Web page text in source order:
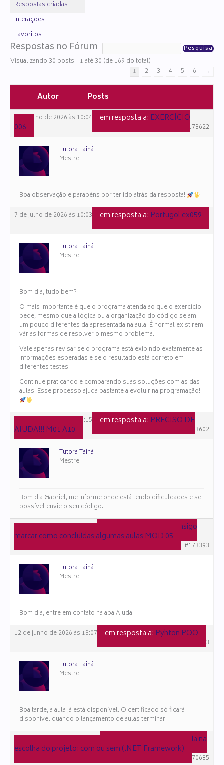
Respostas criadas
Interações
Favoritos
Respostas no Fórum
Visualizando 30 posts - 1 até 30 (de 169 do total)
1
2 3 4 5 6 →
Autor Posts
7 de julho de 2026 às 10:04 em resposta a: EXERCÍCIO
006 #173622
Tutora Tainá
Mestre
Boa observação e parabéns por ter ido atrás da resposta!
7 de julho de 2026 às 10:03
em resposta a: Portugol ex059
Tutora Tainá
Mestre
Bom dia, tudo bem?
O mais importante é que o programa atenda ao que o exercício
pede, mesmo que a lógica ou a organização do código sejam
um pouco diferentes da apresentada na aula. É normal existirem
várias formas de resolver o mesmo problema.
Vale apenas revisar se o programa está exibindo exatamente as
informações esperadas e se o resultado está correto em
diferentes testes.
Continue praticando e comparando suas soluções com as das
aulas. Esse processo ajuda bastante a evoluir na programação!
6 de julho de 2026 às 09:15 em resposta a: PRECISO DE
AJUDA!!! M01 A10 #173602
Tutora Tainá
Mestre
Bom dia Gabriel, me informe onde está tendo dificuldades e se
possível envie o seu código.
Não consigo
marcar como concluidas algumas aulas MOD 05
#173393
Tutora Tainá
Mestre
Bom dia, entre em contato na aba Ajuda.
12 de junho de 2026 às 13:07
em resposta a: Pyhton POO
#172993
Tutora Tainá
Mestre
Boa tarde, a aula já está disponível. O certificado só ficará
disponível quando o lançamento de aulas terminar.
Divergência na
escolha do projeto: com ou sem (.NET Framework)
#170685